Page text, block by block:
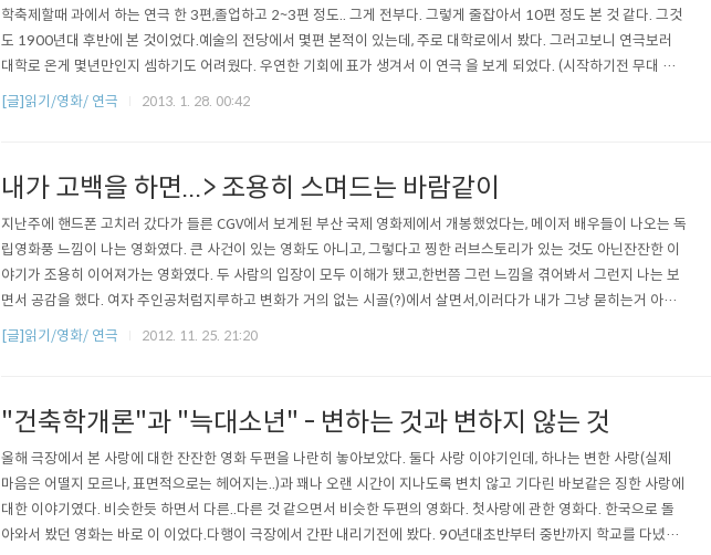
학축제할때 과에서 하는 연극 한 3편,졸업하고 2~3편 정도.. 그게 전부다. 그렇게 줄잡아서 10편 정도 본 것 같다. 그것
도 1900년대 후반에 본 것이었다.예술의 전당에서 몇편 본적이 있는데, 주로 대학로에서 봤다. 그러고보니 연극보러
대학로 온게 몇년만인지 셈하기도 어려웠다. 우연한 기회에 표가 생겨서 이 연극 을 보게 되었다. (시작하기전 무대 모
습) 코믹한 연극이라고 하더니, 5분에 한번씩 웃을만한 장면들이 나왔다.조용히 웃다가 푸하하하.. 크게 웃었다.박장대
[글]읽기/영화/ 연극 2013. 1. 28. 00:42
내가 고백을 하면...> 조용히 스며드는 바람같이
지난주에 핸드폰 고치러 갔다가 들른 CGV에서 보게된 부산 국제 영화제에서 개봉했었다는, 메이저 배우들이 나오는 독
립영화풍 느낌이 나는 영화였다. 큰 사건이 있는 영화도 아니고, 그렇다고 찡한 러브스토리가 있는 것도 아닌잔잔한 이
야기가 조용히 이어져가는 영화였다. 두 사람의 입장이 모두 이해가 됐고,한번쯤 그런 느낌을 겪어봐서 그런지 나는 보
면서 공감을 했다. 여자 주인공처럼지루하고 변화가 거의 없는 시골(?)에서 살면서,이러다가 내가 그냥 묻히는거 아닐
까 두렵고 걱정되서 일부러 책도 찾아보고, 공연 같은 것도 더 찾아보고 싶었던 적이 있었다.쉬는 날은 어디론가 가보고
[글]읽기/영화/ 연극 2012. 11. 25. 21:20
"건축학개론"과 "늑대소년" - 변하는 것과 변하지 않는 것
올해 극장에서 본 사랑에 대한 잔잔한 영화 두편을 나란히 놓아보았다. 둘다 사랑 이야기인데, 하나는 변한 사랑(실제
마음은 어떨지 모르나, 표면적으로는 헤어지는..)과 꽤나 오랜 시간이 지나도록 변치 않고 기다린 바보같은 징한 사랑에
대한 이야기였다. 비슷한듯 하면서 다른..다른 것 같으면서 비슷한 두편의 영화다. 첫사랑에 관한 영화다. 한국으로 돌
아와서 봤던 영화는 바로 이 이었다.다행이 극장에서 간판 내리기전에 봤다. 90년대초반부터 중반까지 학교를 다녔던